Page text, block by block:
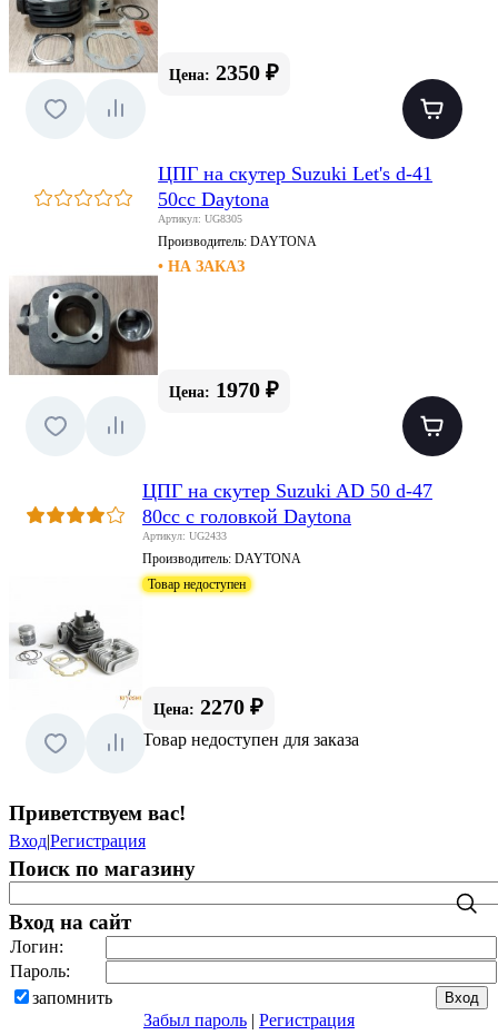
Цена: 2350 ₽
ЦПГ на скутер Suzuki Let's d-41
50cc Daytona
Артикул: UG8305
Производитель:DAYTONA
• НА ЗАКАЗ
Цена: 1970 ₽
ЦПГ на скутер Suzuki AD 50 d-47
80сс с головкой Daytona
Артикул: UG2433
Производитель: DAYTONA
Товар недоступен
Цена: 2270 ₽
Товар недоступен для заказа
Приветствуем вас!
Вход|Регистрация
Поиск по магазину
Вход на сайт
Логин:
Пароль:
запомнить
Забыл пароль | Регистрация